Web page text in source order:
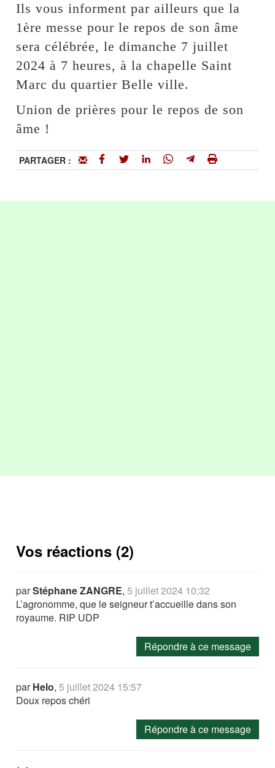
Ils vous informent par ailleurs que la
1ère messe pour le repos de son âme
sera célébrée, le dimanche 7 juillet
2024 à 7 heures, à la chapelle Saint
Marc du quartier Belle ville.
Union de prières pour le repos de son
âme !
PARTAGER :
Vos réactions (2)
parStéphane ZANGRE,5 juillet 2024 10:32
L’agronomme, que le seigneur t’accueille dans son
royaume. RIP UDP
Répondre à ce message
parHelo,5 juillet 2024 15:57
Doux repos chéri
Répondre à ce message